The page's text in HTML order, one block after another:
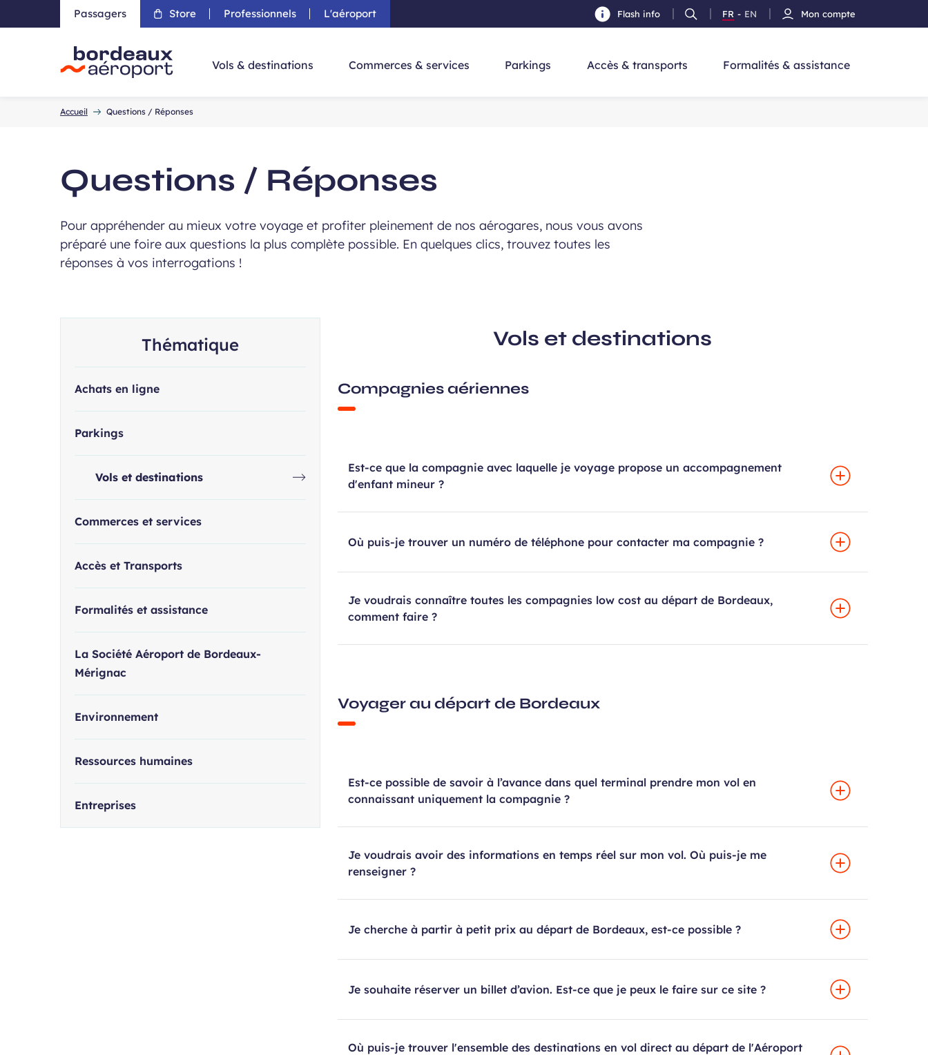
Aller au contenu principal - Aller à la navigation - Aller à la recherche
Passagers Store Professionnels L'aéroport Flash info
Ouvrir
la
FR
Version
- EN
Mon compte
Vols & destinations Commerces & services Parkings Accès & transports Formalités & assistance
Accueil Questions / Réponses
Questions / Réponses
Pour appréhender au mieux votre voyage et profiter pleinement de nos aérogares, nous vous avons
préparé une foire aux questions la plus complète possible. En quelques clics, trouvez toutes les
réponses à vos interrogations !
Thématique
Achats en ligne
Parkings
Vols et destinations
Commerces et services
Accès et Transports
Formalités et assistance
La Société Aéroport de Bordeaux-
Mérignac
Environnement
Ressources humaines
Entreprises
Vols et destinations
Compagnies aériennes
Est-ce que la compagnie avec laquelle je voyage propose un accompagnement
d'enfant mineur ?
Où puis-je trouver un numéro de téléphone pour contacter ma compagnie ?
Je voudrais connaître toutes les compagnies low cost au départ de Bordeaux,
comment faire ?
Voyager au départ de Bordeaux
Est-ce possible de savoir à l’avance dans quel terminal prendre mon vol en
connaissant uniquement la compagnie ?
Je voudrais avoir des informations en temps réel sur mon vol. Où puis-je me
renseigner ?
Je cherche à partir à petit prix au départ de Bordeaux, est-ce possible ?
Je souhaite réserver un billet d’avion. Est-ce que je peux le faire sur ce site ?
Où puis-je trouver l'ensemble des destinations en vol direct au départ de l'Aéroport